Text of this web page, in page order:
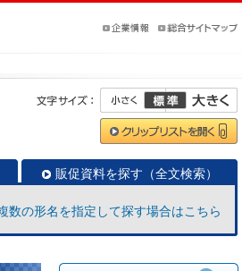
販促資料を探す（全文検索）
数の形名を指定して探す場合はこちら